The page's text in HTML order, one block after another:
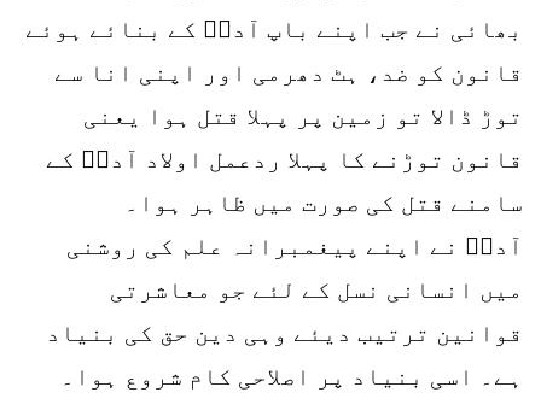
بھائی نے جب اپنے باپ آدمؑ کے بنائے ہوئے
قانون کو ضد، ہٹ دھرمی اور اپنی انا سے
توڑ ڈالا تو زمین پر پہلا قتل ہوا یعنی
قانون توڑنے کا پہلا ردعمل اولاد آدمؑ کے
سامنے قتل کی صورت میں ظاہر ہوا۔
آدمؑ نے اپنے پیغمبرانہ علم کی روشنی
میں انسانی نسل کے لئے جو معاشرتی
قوانین ترتیب دیئے وہی دین حق کی بنیاد
ہے۔ اسی بنیاد پر اصلاحی کام شروع ہوا۔